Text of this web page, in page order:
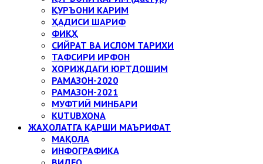
ҚУРЪОНИ КАРИМ
ҲАДИСИ ШАРИФ
ФИҚҲ
СИЙРАТ ВА ИСЛОМ ТАРИХИ
ТАФСИРИ ИРФОН
ХОРИЖДАГИ ЮРТДОШИМ
РАМАЗОН-2020
РАМАЗОН-2021
МУФТИЙ МИНБАРИ
KUTUBXONA
ЖАҲОЛАТГА ҚАРШИ МАЪРИФАТ
МАҚОЛА
ИНФОГРАФИКА